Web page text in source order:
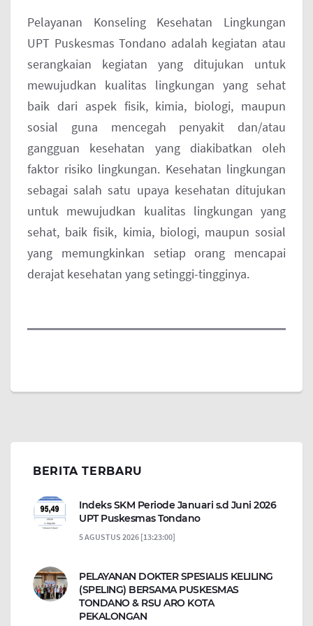
Pelayanan Konseling Kesehatan Lingkungan
UPT Puskesmas Tondano adalah kegiatan atau
serangkaian kegiatan yang ditujukan untuk
mewujudkan kualitas lingkungan yang sehat
baik dari aspek fisik, kimia, biologi, maupun
sosial guna mencegah penyakit dan/atau
gangguan kesehatan yang diakibatkan oleh
faktor risiko lingkungan. Kesehatan lingkungan
sebagai salah satu upaya kesehatan ditujukan
untuk mewujudkan kualitas lingkungan yang
sehat, baik fisik, kimia, biologi, maupun sosial
yang memungkinkan setiap orang mencapai
derajat kesehatan yang setinggi-tingginya.
BERITA TERBARU
Indeks SKM Periode Januari s.d Juni 2026
UPT Puskesmas Tondano
5 AGUSTUS 2026 [13:23:00]
PELAYANAN DOKTER SPESIALIS KELILING
(SPELING) BERSAMA PUSKESMAS
TONDANO & RSU ARO KOTA
PEKALONGAN